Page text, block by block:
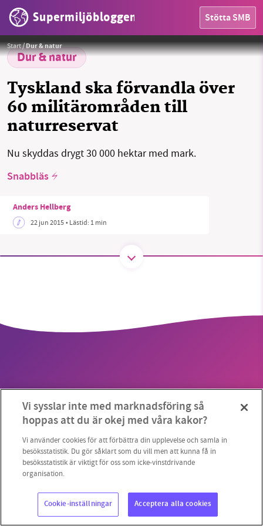
Supermiljöbloggen Stötta SMB
OMRÅDEN
MILJÖFAKTA
OM OSS
Sök Sparade inlägg
Threads
Start/Dur & natur
Dur & natur
Tyskland ska förvandla över
60 militärområden till
naturreservat
Nu skyddas drygt 30 000 hektar med mark.
Snabbläs
Anders Hellberg
22 jun 2015• Lästid: 1 min
Foto: Anders Hellberg
Copyright 2023 © Supermiljöbloggen Cookieinställningar
starten 2010 har vår ideella redaktion drivit
vill hjälpa oss.
Stötta vårt arbete genom att swisha en slant till
1231368703
Läs vad vi vill göra
Vi sysslar inte med marknadsföring så
hoppas att du är okej med våra kakor?
Vi använder cookies för att förbättra din upplevelse och samla in
besöksstatistik. Du gör såklart som du vill men att kunna få in
besöksstatistik är viktigt för oss som icke-vinstdrivande
organisation.
Cookie-inställningar Acceptera alla cookies